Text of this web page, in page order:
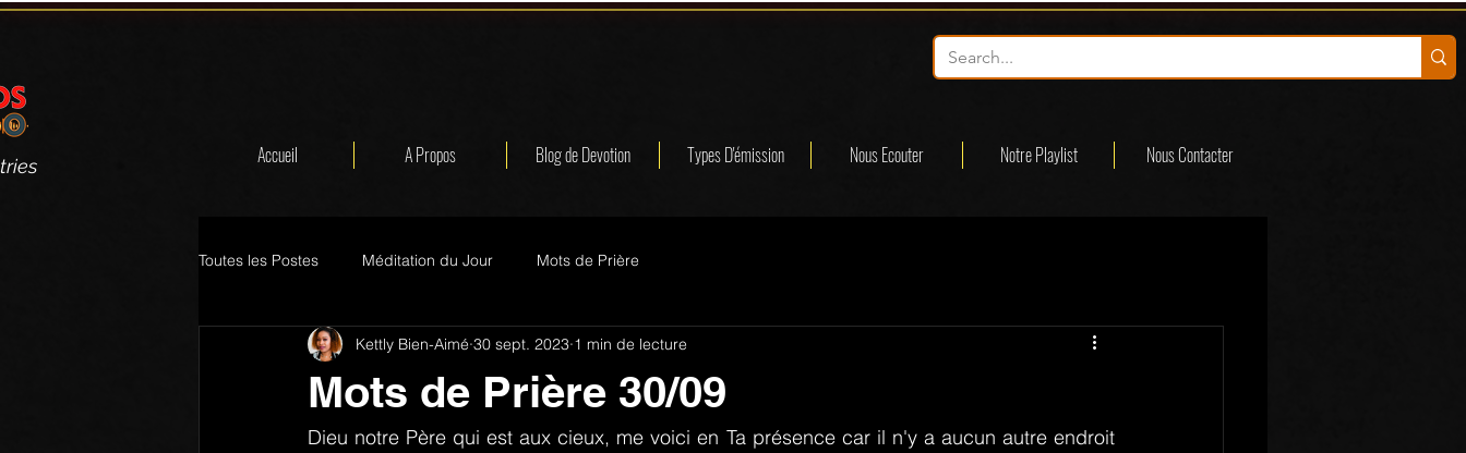
Accueil A Propos Blog de Devotion Types D'émission Nous Ecouter Notre Playlist Nous Contacter
Toutes les Postes Méditation du Jour Mots de Prière
Mots de Prière 30/09
Kettly Bien-Aimé 30 sept. 2023 1 min de lecture
Dieu notre Père qui est aux cieux, me voici en Ta présence car il n'y a aucun autre endroit